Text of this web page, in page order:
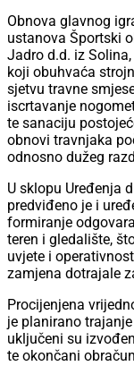
Obnova glavnog
ustanova Športski
Jadro d.d. iz
koji obuhvaća
sjetvu travne
iscrtavanje
te sanaciju
obnovi travnjaka
odnosno dužeg
U sklopu Uređenja
predviđeno je i
formiranje
teren i gledalište,
uvjete i
zamjena dotrajale
Procijenjena
je planirano
uključeni su
te okončani